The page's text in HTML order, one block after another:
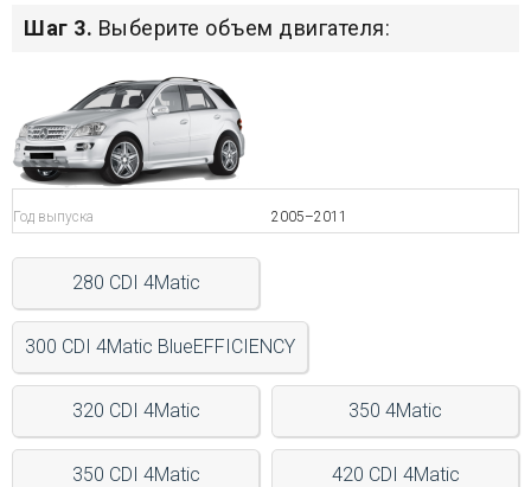
Войти на сайт
+7(812)317-
17-
52
Пт:
C
до
Вс:
Шаг 3. Выберите объем двигателя:
Год выпуска 2005–2011
280 CDI 4Matic
300 CDI 4Matic BlueEFFICIENCY
320 CDI 4Matic 350 4Matic
350 CDI 4Matic 420 CDI 4Matic